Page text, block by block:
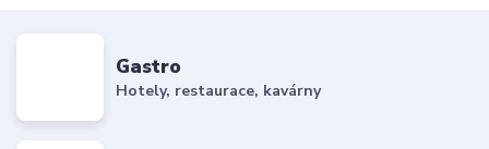
Gastro
Hotely, restaurace, kavárny